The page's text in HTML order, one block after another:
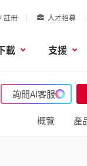
註冊 人才招募
載 支援
詢問AI客服
概覽 產